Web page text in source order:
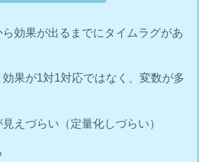
効果が出るまでにタイムラグがあ
果が1対1対応ではなく、変数が多
えづらい（定量化しづらい）